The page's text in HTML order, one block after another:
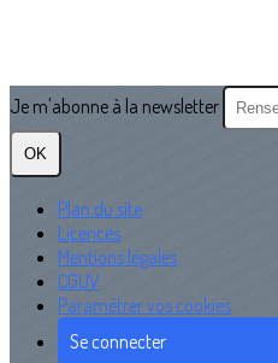
Je m'abonne à la newsletter
OK
Plan du site
Licences
Mentions légales
CGUV
Paramétrer vos cookies
Se connecter